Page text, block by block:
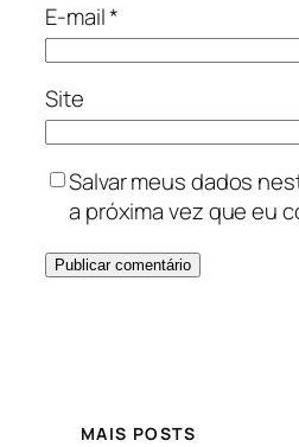
E-mail*
Site
Salvar meus dados
a próxima vez que eu
MAIS POSTS